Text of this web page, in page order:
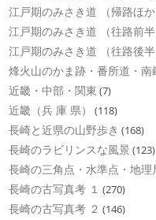
江戸期のみさき道 （帰路ほか
江戸期のみさき道 （往路前半
江戸期のみさき道 （往路後半
烽火山のかま跡・番所道・南
近畿・中部・関東 (7)
近畿（兵 庫 県） (118)
長崎と近県の山野歩き (168)
長崎のラビリンスな風景 (123)
長崎の三角点・水準点・地理
長崎の古写真考 １ (270)
長崎の古写真考 ２ (146)